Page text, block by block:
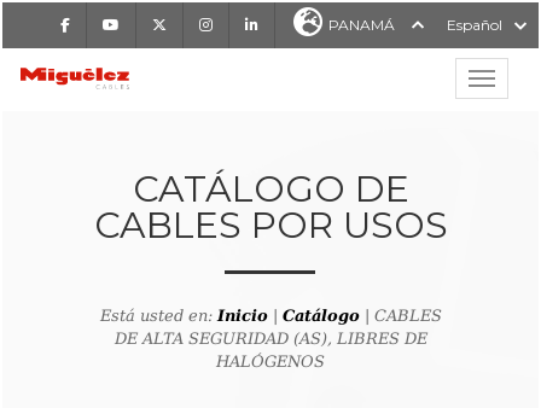
FacebookYoutube InstagramLinkedIn PANAMÁ Español
MIGUÉLEZ CABLES
CATÁLOGO DE
CABLES POR USOS
Está usted en:Inicio| Catálogo| CABLES
DE ALTA SEGURIDAD (AS), LIBRES DE
HALÓGENOS